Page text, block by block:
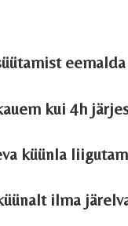
kui 4h
küünla
ilma